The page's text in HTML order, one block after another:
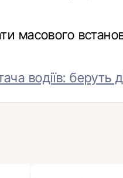
масового
водіїв: беруть